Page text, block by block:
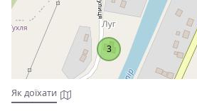
3
Як доїхати